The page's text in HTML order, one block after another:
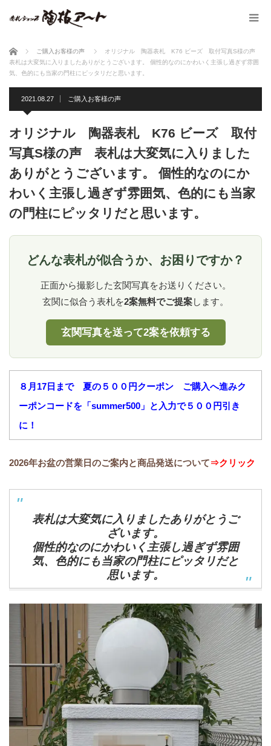
ホーム ご購入お客様の声
オリジナル 陶器表札 K76 ビーズ 取付写真S様の声
表札は大変気に入りましたありがとうございます。 個性的なのにかわいく主張し過ぎず雰囲
気、色的にも当家の門柱にピッタリだと思います。
2021.08.27 ご購入お客様の声
オリジナル 陶器表札 K76 ビーズ 取付
写真S様の声 表札は大変気に入りました
ありがとうございます。 個性的なのにか
わいく主張し過ぎず雰囲気、色的にも当家
の門柱にピッタリだと思います。
どんな表札が似合うか、お困りですか？
正面から撮影した玄関写真をお送りください。
玄関に似合う表札を2案無料でご提案します。
玄関写真を送って2案を依頼する
８月17日まで 夏の５００円クーポン ご購入へ進みク
ーポンコードを「summer500」と入力で５００円引き
に！
2026年お盆の営業日のご案内と商品発送について⇒クリック
表札は大変気に入りましたありがとうご
ざいます。
個性的なのにかわいく主張し過ぎず雰囲
気、色的にも当家の門柱にピッタリだと
思います。